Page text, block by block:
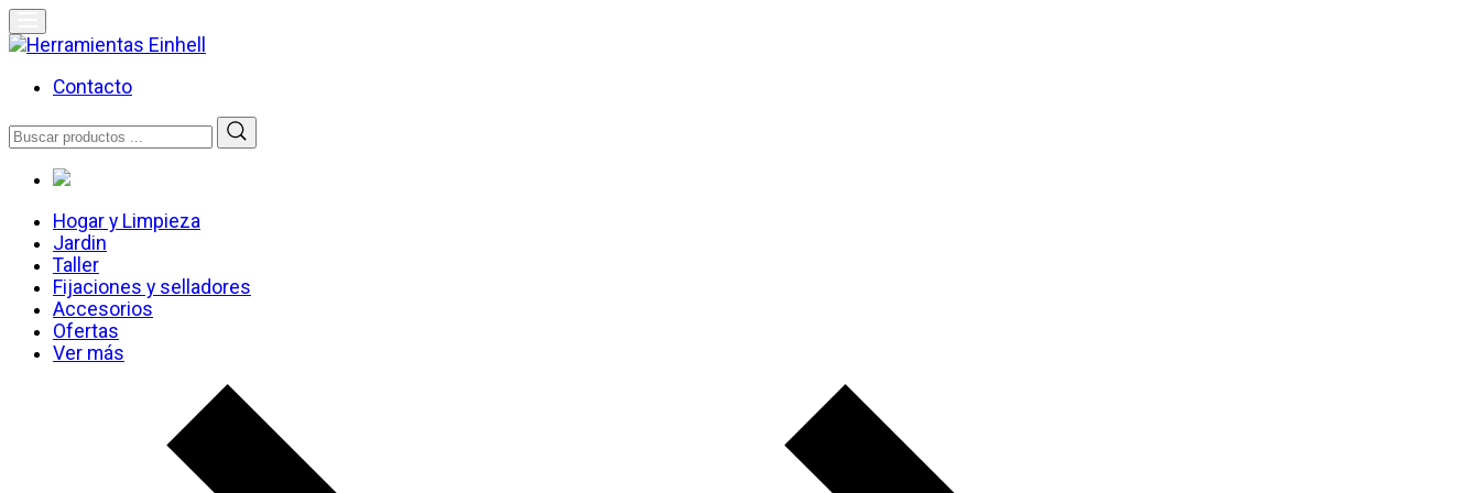
Skip
to
Herramientas Einhell
Distribuidor Oficial
Contacto
Buscar
por:
Hogar y Limpieza
Jardin
Taller
Fijaciones y selladores
Accesorios
Ofertas
Ver más